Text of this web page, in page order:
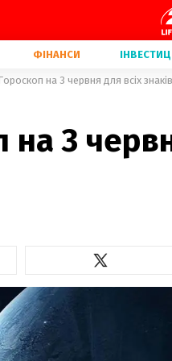
ФІНАНСИ
на 3 червня для всіх
на 3